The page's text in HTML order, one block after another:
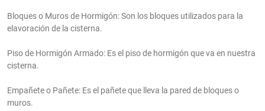
Bloques o Muros de Hormigón: Son los bloques utilizados para la
elavoración de la cisterna.
Piso de Hormigón Armado: Es el piso de hormigón que va en nuestra
cisterna.
Empañete o Pañete: Es el pañete que lleva la pared de bloques o
muros.